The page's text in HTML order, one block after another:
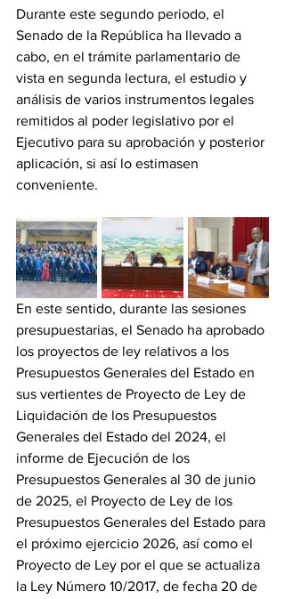
‎Durante este segundo periodo, el
Senado de la República ha llevado a
cabo, en el trámite parlamentario de
vista en segunda lectura, el estudio y
análisis de varios instrumentos legales
remitidos al poder legislativo por el
Ejecutivo para su aprobación y posterior
aplicación, si así lo estimasen
conveniente.
‎En este sentido, durante las sesiones
presupuestarias, el Senado ha aprobado
los proyectos de ley relativos a los
Presupuestos Generales del Estado en
sus vertientes de Proyecto de Ley de
Liquidación de los Presupuestos
Generales del Estado del 2024, el
informe de Ejecución de los
Presupuestos Generales al 30 de junio
de 2025, el Proyecto de Ley de los
Presupuestos Generales del Estado para
el próximo ejercicio 2026, así como el
Proyecto de Ley por el que se actualiza
la Ley Número 10/2017, de fecha 20 de